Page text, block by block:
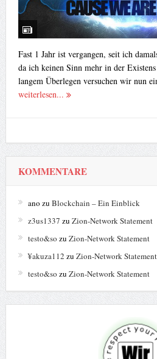
Fast 1 Jahr ist vergangen, seit ich
da ich keinen Sinn mehr in der
langem Überlegen versuchen wir nun
weiterlesen...
KOMMENTARE
ano zu Blockchain – Ein Einblick
z3us1337 zu Zion-Network Statement
testo&so zu Zion-Network Statement
¥akuza112 zu Zion-Network Statement
testo&so zu Zion-Network Statement